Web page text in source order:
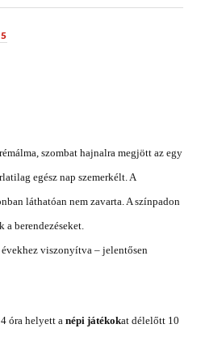
szombat hajnalra megjött az egy
egész nap szemerkélt. A
láthatóan nem zavarta. A színpadon
a berendezéseket.
viszonyítva – jelentősen
óra helyett anépi játékokat délelőtt 10